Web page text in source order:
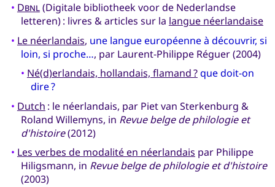
• Dbnl(Digitale bibliotheek voor de Nederlandse
letteren) : livres & articles sur la langue néerlandaise
• Le néerlandais, une langue européenne à découvrir, si
loin, si proche…, par Laurent-Philippe Réguer (2004)
• Né(d)erlandais, hollandais, flamand ?que doit-on
dire ?
• Dutch : le néerlandais, par Piet van Sterkenburg &
Roland Willemyns, in Revue belge de philologie et
d'histoire(2012)
• Les verbes de modalité en néerlandais par Philippe
Hiligsmann, in Revue belge de philologie et d'histoire
(2003)